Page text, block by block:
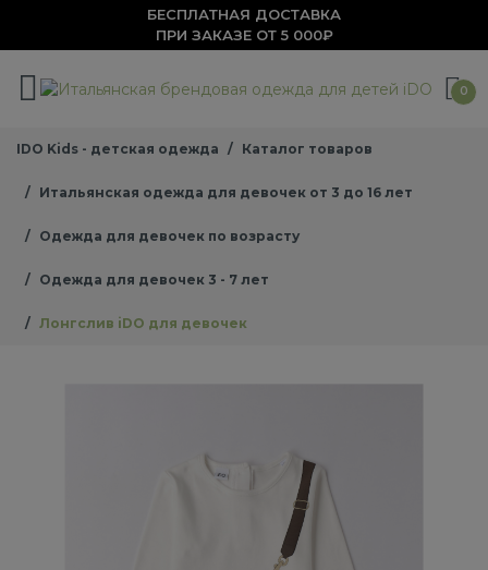
БЕСПЛАТНАЯ ДОСТАВКА
ПРИ ЗАКАЗЕ ОТ 5 000₽
0
IDO Kids - детская одежда Каталог товаров
Итальянская одежда для девочек от 3 до 16 лет
Одежда для девочек по возрасту
Одежда для девочек 3 - 7 лет
Лонгслив iDO для девочек